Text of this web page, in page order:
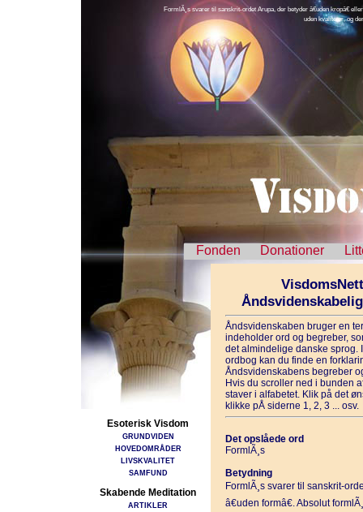
FormlÃ¸s svarer til sanskrit-ordet Arupa, der betyder â€uden kropâ€
uden kvaliteter, og
Fonden Donationer
Esoterisk Visdom
GRUNDVIDEN
HOVEDOMRÅDER
LIVSKVALITET
SAMFUND
Skabende Meditation
ARTIKLER
Åndsvidenskaben bruger en
indeholder ord og begreber,
det almindelige danske sprog.
ordbog kan du finde en
Åndsvidenskabens begreber
Hvis du scroller ned i bunden
staver i alfabetet. Klik på det
klikke pÅ siderne 1, 2, 3 ... osv.
Det opslåede ord
FormlÃ¸s
Betydning
FormlÃ¸s svarer til sanskrit-
â€uden formâ€. Absolut